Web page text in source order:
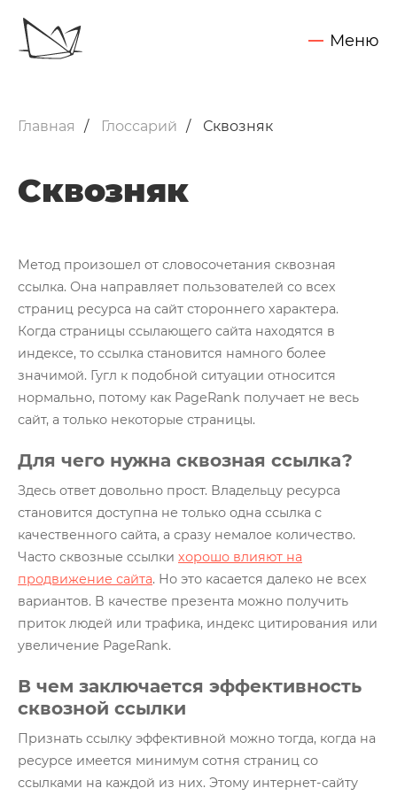
Меню
Главная Глоссарий Сквозняк
Сквозняк
Метод произошел от словосочетания сквозная
ссылка. Она направляет пользователей со всех
страниц ресурса на сайт стороннего характера.
Когда страницы ссылающего сайта находятся в
индексе, то ссылка становится намного более
значимой. Гугл к подобной ситуации относится
нормально, потому как PageRank получает не весь
сайт, а только некоторые страницы.
Для чего нужна сквозная ссылка?
Здесь ответ довольно прост. Владельцу ресурса
становится доступна не только одна ссылка с
качественного сайта, а сразу немалое количество.
Часто сквозные ссылки хорошо влияют на
продвижение сайта. Но это касается далеко не всех
вариантов. В качестве презента можно получить
приток людей или трафика, индекс цитирования или
увеличение PageRank.
В чем заключается эффективность
сквозной ссылки
Признать ссылку эффективной можно тогда, когда на
ресурсе имеется минимум сотня страниц со
ссылками на каждой из них. Этому интернет-сайту
Техническая поддержка сайтов
Web-аналитика и аудит сайтов
Внедрение CRM Битрикс24
Кейсы
Блог
Глоссарий
Контакты
Нажимая на кнопку "Отправить",
Вы даете согласие на обработку своих персональных данных